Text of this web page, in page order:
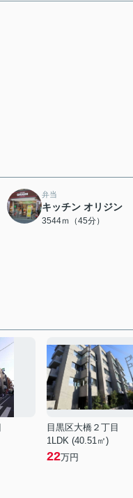
弁当
キッチン オリジン
3544ｍ（45分）
目黒区大橋２丁目
1LDK (40.51㎡)
22万円